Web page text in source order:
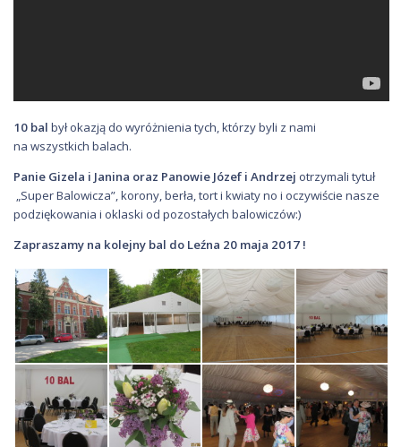
10 bal był okazją do wyróżnienia tych, którzy byli z nami
na wszystkich balach.
Panie Gizela i Janina oraz Panowie Józef i Andrzej otrzymali tytuł
„Super Balowicza”, korony, berła, tort i kwiaty no i oczywiście nasze
podziękowania i oklaski od pozostałych balowiczów:)
Zapraszamy na kolejny bal do Leźna 20 maja 2017 !